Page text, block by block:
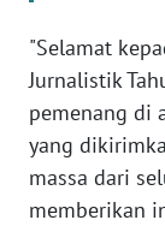
"Selamat
Jurnalistik
pemenang di
yang
massa dari
memberikan
WN
WN
JABAR